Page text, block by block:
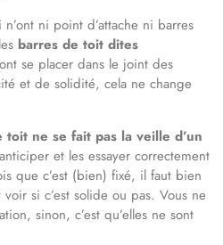
ni point d’attache ni barres
barres de toit dites
se placer dans le joint des
et de solidité, cela ne change
toit ne se fait pas la veille d’un
et les essayer correctement
que c’est (bien) fixé, il faut bien
si c’est solide ou pas. Vous ne
sinon, c’est qu’elles ne sont